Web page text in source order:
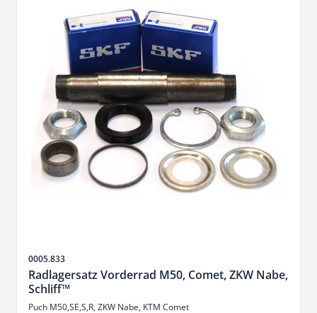
SKU
0005.833
Radlagersatz Vorderrad M50, Comet, ZKW Nabe,
Schliff™
Puch M50,SE,S,R, ZKW Nabe, KTM Comet